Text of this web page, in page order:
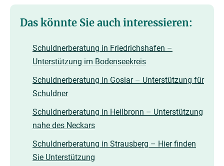
Das könnte Sie auch interessieren:
Schuldnerberatung in Friedrichshafen –
Unterstützung im Bodenseekreis
Schuldnerberatung in Goslar – Unterstützung für
Schuldner
Schuldnerberatung in Heilbronn – Unterstützung
nahe des Neckars
Schuldnerberatung in Strausberg – Hier finden
Sie Unterstützung